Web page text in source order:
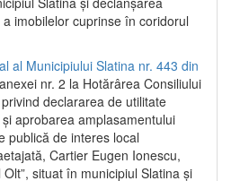
imobilelor cuprinse în coridorul
al Municipiului Slatina nr. 443 din
nr. 2 la Hotărârea Consiliului
declararea de utilitate
aprobarea amplasamentului
publică de interes local
Cartier Eugen Ionescu,
situat în municipiul Slatina şi